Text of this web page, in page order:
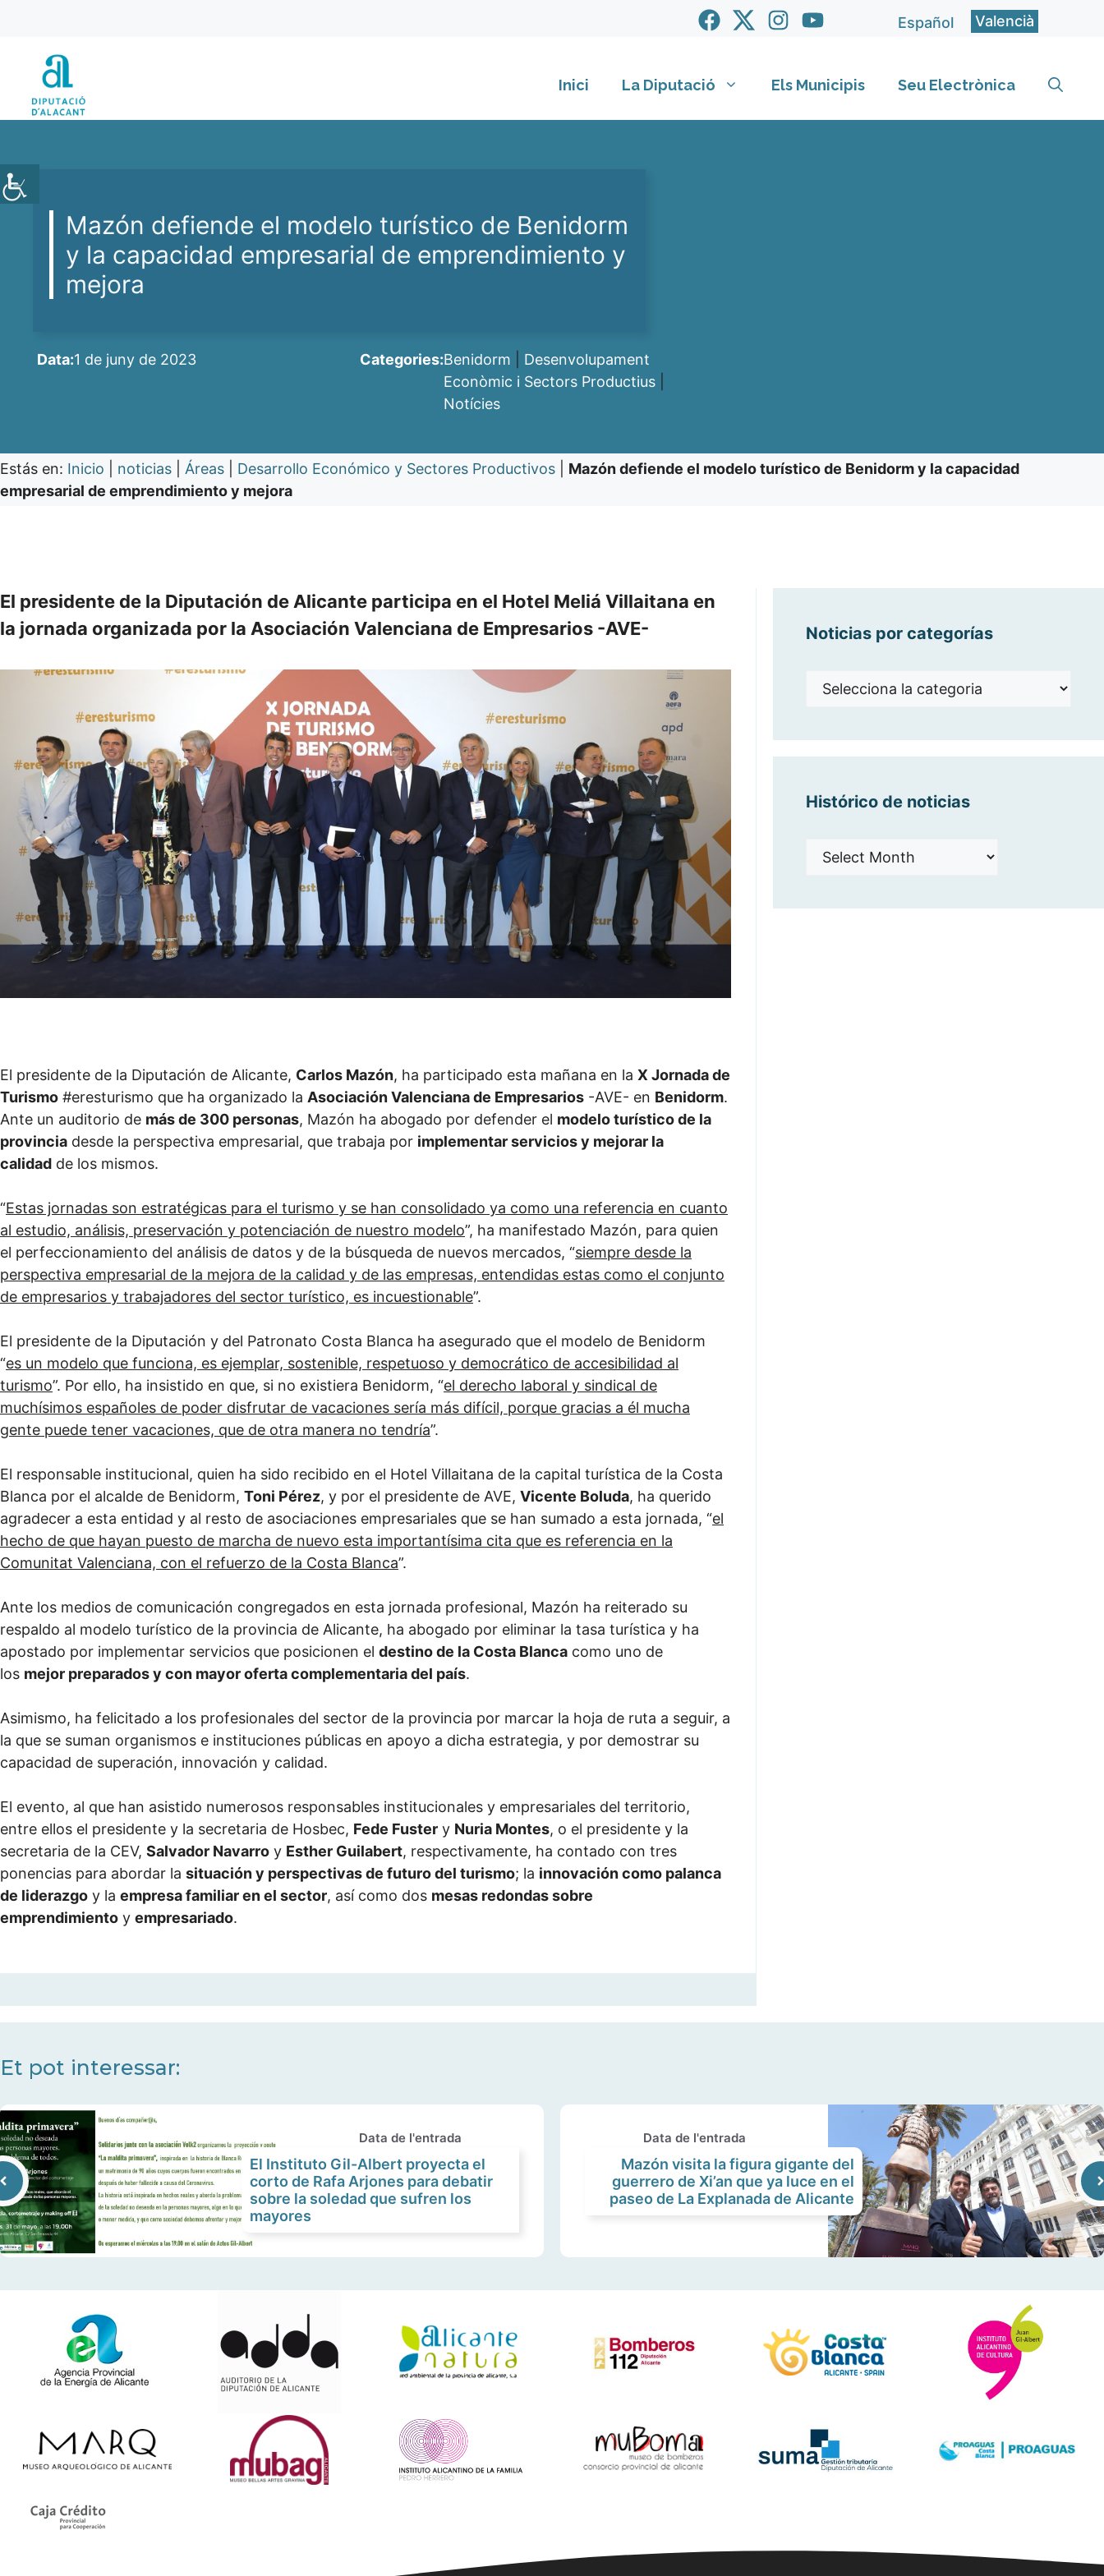
contingut
Español Valencià
Inici La Diputació Els Municipis Seu Electrònica
Mazón defiende el modelo turístico de Benidorm
y la capacidad empresarial de emprendimiento y
mejora
Data:1 de juny de 2023 Categories:Benidorm
Desenvolupament
Econòmic i Sectors Productius
Notícies
Estás en: Inicio noticias Áreas Desarrollo Económico y Sectores Productivos
Mazón defiende el modelo turístico de Benidorm y la capacidad
empresarial de emprendimiento y mejora
El presidente de la Diputación de Alicante participa en el Hotel Meliá Villaitana en
la jornada organizada por la Asociación Valenciana de Empresarios -AVE-
El presidente de la Diputación de Alicante, Carlos Mazón, ha participado esta mañana en la X Jornada de
Turismo #eresturismo que ha organizado la Asociación Valenciana de Empresarios -AVE- en Benidorm.
Ante un auditorio de más de 300 personas, Mazón ha abogado por defender el modelo turístico de la
provincia desde la perspectiva empresarial, que trabaja por implementar servicios y mejorar la
calidad de los mismos.
“Estas jornadas son estratégicas para el turismo y se han consolidado ya como una referencia en cuanto
al estudio, análisis, preservación y potenciación de nuestro modelo”, ha manifestado Mazón, para quien
el perfeccionamiento del análisis de datos y de la búsqueda de nuevos mercados, “siempre desde la
perspectiva empresarial de la mejora de la calidad y de las empresas, entendidas estas como el conjunto
de empresarios y trabajadores del sector turístico, es incuestionable”.
El presidente de la Diputación y del Patronato Costa Blanca ha asegurado que el modelo de Benidorm
“es un modelo que funciona, es ejemplar, sostenible, respetuoso y democrático de accesibilidad al
turismo”. Por ello, ha insistido en que, si no existiera Benidorm, “el derecho laboral y sindical de
muchísimos españoles de poder disfrutar de vacaciones sería más difícil, porque gracias a él mucha
gente puede tener vacaciones, que de otra manera no tendría”.
El responsable institucional, quien ha sido recibido en el Hotel Villaitana de la capital turística de la Costa
Blanca por el alcalde de Benidorm, Toni Pérez, y por el presidente de AVE, Vicente Boluda, ha querido
agradecer a esta entidad y al resto de asociaciones empresariales que se han sumado a esta jornada, “el
hecho de que hayan puesto de marcha de nuevo esta importantísima cita que es referencia en la
Comunitat Valenciana, con el refuerzo de la Costa Blanca”.
Ante los medios de comunicación congregados en esta jornada profesional, Mazón ha reiterado su
respaldo al modelo turístico de la provincia de Alicante, ha abogado por eliminar la tasa turística y ha
apostado por implementar servicios que posicionen el destino de la Costa Blanca como uno de
los mejor preparados y con mayor oferta complementaria del país.
Asimismo, ha felicitado a los profesionales del sector de la provincia por marcar la hoja de ruta a seguir, a
la que se suman organismos e instituciones públicas en apoyo a dicha estrategia, y por demostrar su
capacidad de superación, innovación y calidad.
El evento, al que han asistido numerosos responsables institucionales y empresariales del territorio,
entre ellos el presidente y la secretaria de Hosbec, Fede Fuster y Nuria Montes, o el presidente y la
secretaria de la CEV, Salvador Navarro y Esther Guilabert, respectivamente, ha contado con tres
ponencias para abordar la situación y perspectivas de futuro del turismo; la innovación como palanca
de liderazgo y la empresa familiar en el sector, así como dos mesas redondas sobre
emprendimiento y empresariado.
Noticias por categorías
Noticias
Histórico de noticias
Histórico
Et pot interessar:
Data de l'entrada
El Instituto Gil-Albert proyecta el
corto de Rafa Arjones para debatir
sobre la soledad que sufren los
mayores
Data de l'entrada
Mazón visita la figura gigante del
guerrero de Xi’an que ya luce en el
paseo de La Explanada de Alicante